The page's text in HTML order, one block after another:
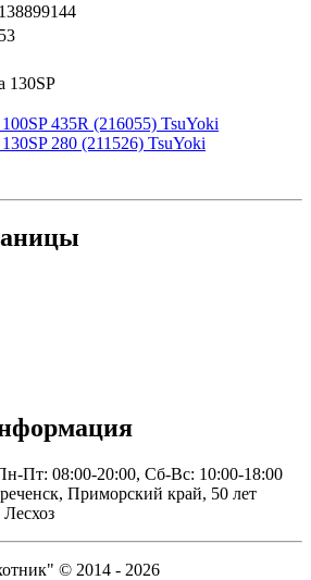
130SP
435R (216055) TsuYoki
280 (211526) TsuYoki
Пт: 08:00-20:00, Сб-Вс: 10:00-18:00
Приморский край, 50 лет
© 2014 - 2026